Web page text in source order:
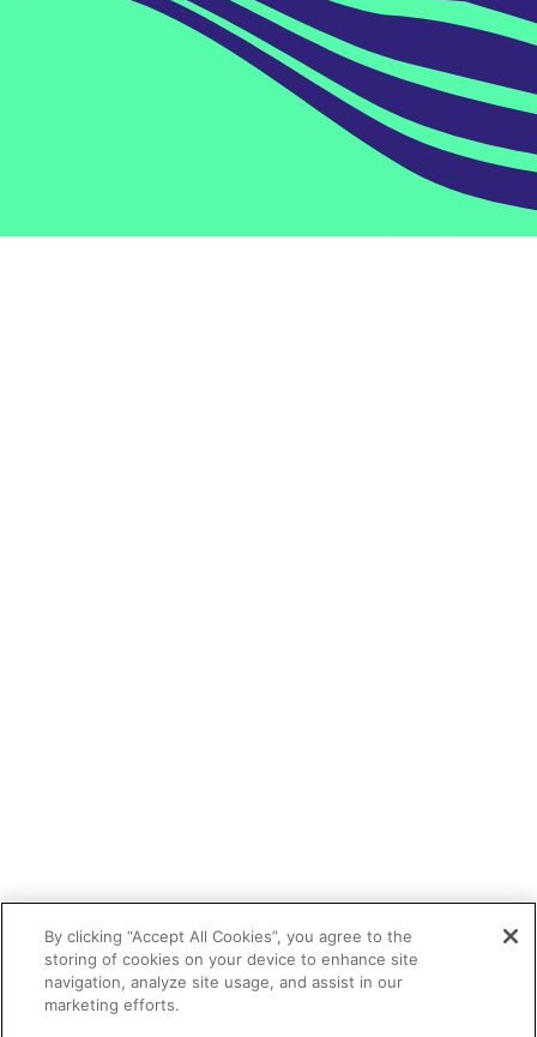
By clicking “Accept All Cookies”, you agree to the
storing of cookies on your device to enhance site
navigation, analyze site usage, and assist in our
marketing efforts.